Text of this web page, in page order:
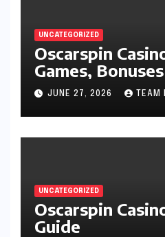
UNCATEGORIZED
Oscarspin
Games,
JUNE 27, 2026 TEAM
UNCATEGORIZED
Oscarspin
Guide